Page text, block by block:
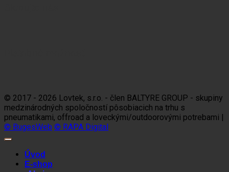
© 2017 - 2026 Lovtek, s.r.o. - člen BALTYRE GROUP - skupiny
medzinárodných spoločností pôsobiacich na trhu s
pneumatikami, offroad a loveckými/outdoorovými potrebami |
© BugesWeb © RAPA Digital
Úvod
E-shop